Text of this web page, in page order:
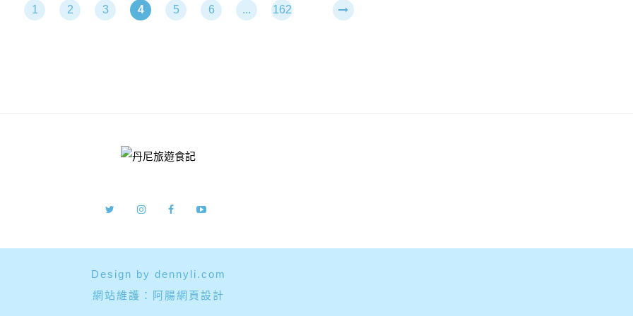
1
2 3 4 5 6 ... 162
Design by dennyli.com
網站維護： 阿腸網頁設計